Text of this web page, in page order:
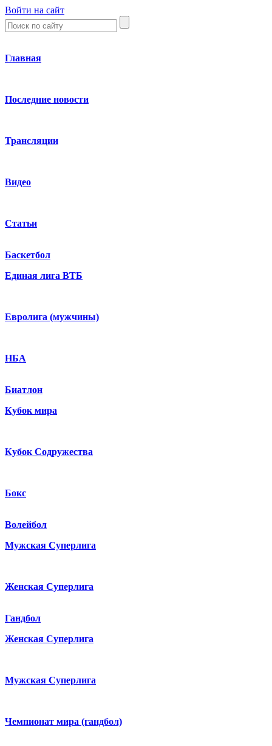
Войти на сайт
Главная
Последние новости
Трансляции
Видео
Статьи
Баскетбол
Единая лига ВТБ
Евролига (мужчины)
НБА
Биатлон
Кубок мира
Кубок Содружества
Бокс
Волейбол
Мужская Суперлига
Женская Суперлига
Гандбол
Женская Суперлига
Мужская Суперлига
Чемпионат мира (гандбол)